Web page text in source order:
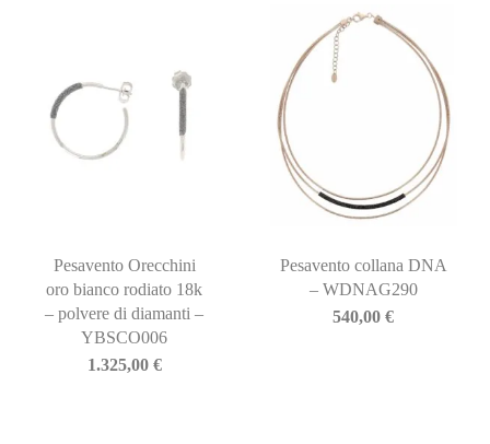
Pesavento Orecchini
oro bianco rodiato 18k
– polvere di diamanti –
YBSCO006
1.325,00 €
Pesavento collana DNA
– WDNAG290
540,00€